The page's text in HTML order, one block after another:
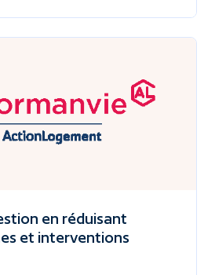
en réduisant
et interventions